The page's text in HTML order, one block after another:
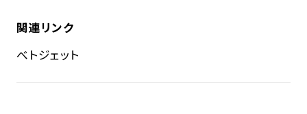
関連リンク
べトジェット